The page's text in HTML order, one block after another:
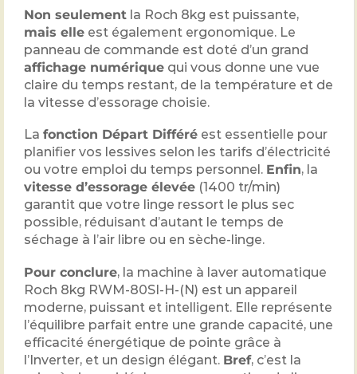
Non seulement la Roch 8kg est puissante,
mais elle est également ergonomique. Le
panneau de commande est doté d’un grand
affichage numérique qui vous donne une vue
claire du temps restant, de la température et de
la vitesse d’essorage choisie.
La fonction Départ Différé est essentielle pour
planifier vos lessives selon les tarifs d’électricité
ou votre emploi du temps personnel. Enfin, la
vitesse d’essorage élevée (1400 tr/min)
garantit que votre linge ressort le plus sec
possible, réduisant d’autant le temps de
séchage à l’air libre ou en sèche-linge.
Pour conclure, la machine à laver automatique
Roch 8kg RWM-80SI-H-(N) est un appareil
moderne, puissant et intelligent. Elle représente
l’équilibre parfait entre une grande capacité, une
efficacité énergétique de pointe grâce à
l’Inverter, et un design élégant. Bref, c’est la